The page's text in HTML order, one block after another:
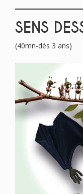
SENS
(40mn-dès 3 ans)